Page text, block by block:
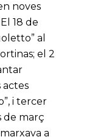
noves
18 de
al
el 2
actes
i tercer
de març
a